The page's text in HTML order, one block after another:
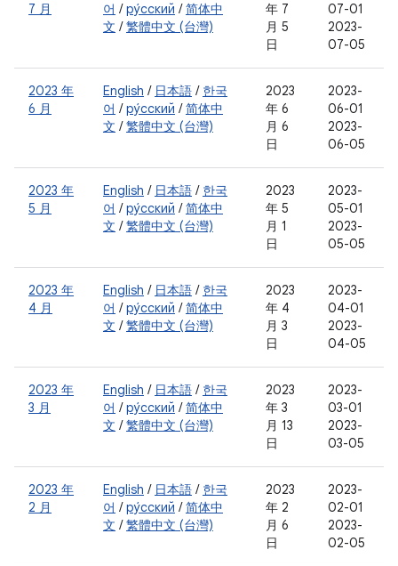
7 月
어 /ру́сский /简体中
文 /繁體中文 (台灣)
年 7
月 5
日
07-01
2023-
07-05
2023 年
6 月
English / 日本語 / 한국
어 /ру́сский /简体中
文 /繁體中文 (台灣)
2023
年 6
月 6
日
2023-
06-01
2023-
06-05
2023 年
5 月
English / 日本語 / 한국
어 /ру́сский /简体中
文 /繁體中文 (台灣)
2023
年 5
月 1
日
2023-
05-01
2023-
05-05
2023 年
4 月
English / 日本語 / 한국
어 /ру́сский /简体中
文 /繁體中文 (台灣)
2023
年 4
月 3
日
2023-
04-01
2023-
04-05
2023 年
3 月
English / 日本語 / 한국
어 /ру́сский /简体中
文 /繁體中文 (台灣)
2023
年 3
月 13
日
2023-
03-01
2023-
03-05
2023 年
2 月
English / 日本語 / 한국
어 /ру́сский /简体中
文 /繁體中文 (台灣)
2023
年 2
月 6
日
2023-
02-01
2023-
02-05